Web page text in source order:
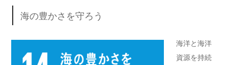
海の豊かさを守ろう
海洋と海洋
資源を持続